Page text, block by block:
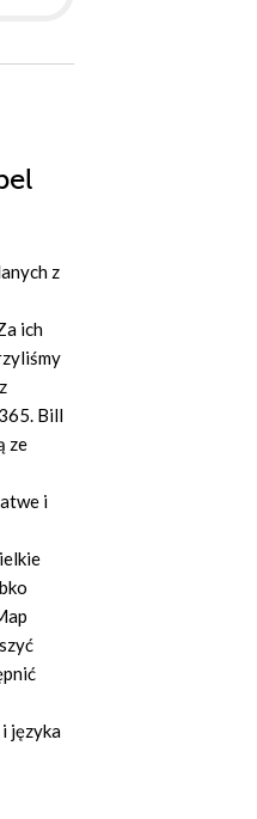
z
ich
Bill
ze
i
języka